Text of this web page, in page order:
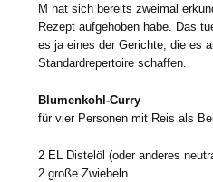
M hat sich bereits zweimal
Rezept aufgehoben habe. Das
es ja eines der Gerichte, die es
Standardrepertoire schaffen.
Blumenkohl-Curry
für vier Personen mit Reis als
2 EL Distelöl (oder anderes
2 große Zwiebeln